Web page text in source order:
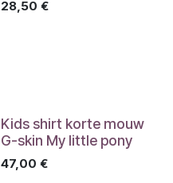
28,50 €
Kids shirt korte mouw
G-skin My little pony
47,00 €